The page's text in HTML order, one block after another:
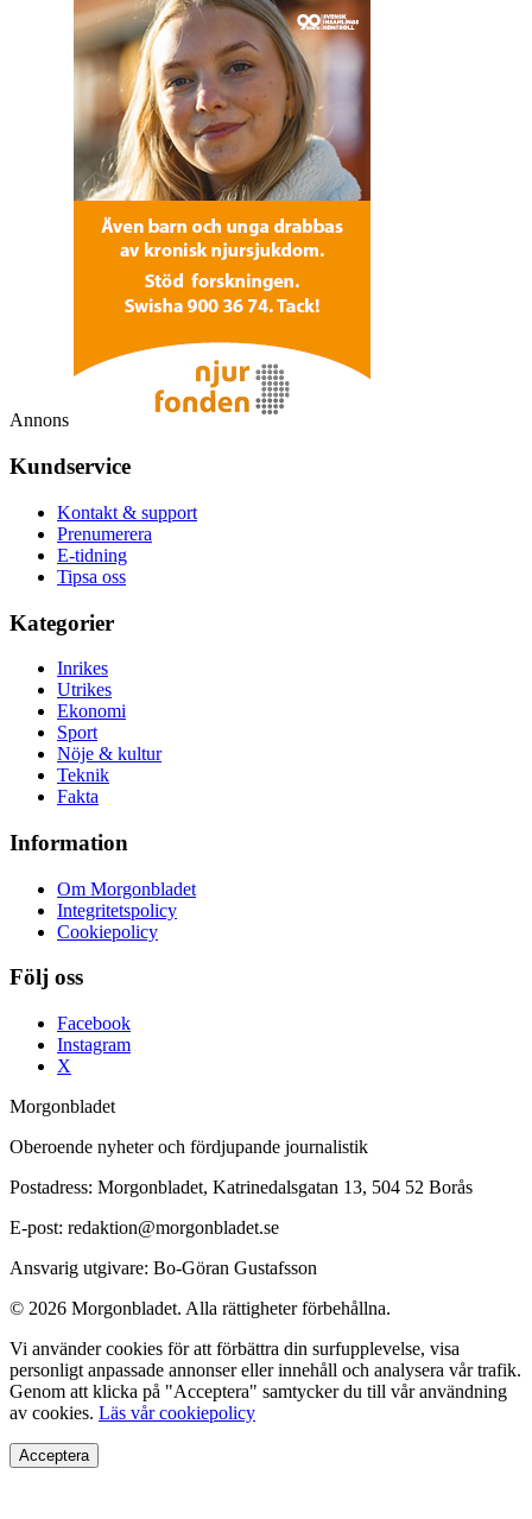
Annons
Kundservice
Kontakt & support
Prenumerera
E-tidning
Tipsa oss
Kategorier
Inrikes
Utrikes
Ekonomi
Sport
Nöje & kultur
Teknik
Fakta
Information
Om Morgonbladet
Integritetspolicy
Cookiepolicy
Följ oss
Facebook
Instagram
X
Morgonbladet
Oberoende nyheter och fördjupande journalistik
Postadress: Morgonbladet, Katrinedalsgatan 13, 504 52 Borås
E-post: redaktion@morgonbladet.se
Ansvarig utgivare: Bo-Göran Gustafsson
© 2026 Morgonbladet. Alla rättigheter förbehållna.
Vi använder cookies för att förbättra din surfupplevelse, visa
personligt anpassade annonser eller innehåll och analysera vår trafik.
Genom att klicka på "Acceptera" samtycker du till vår användning
av cookies. Läs vår cookiepolicy
Acceptera